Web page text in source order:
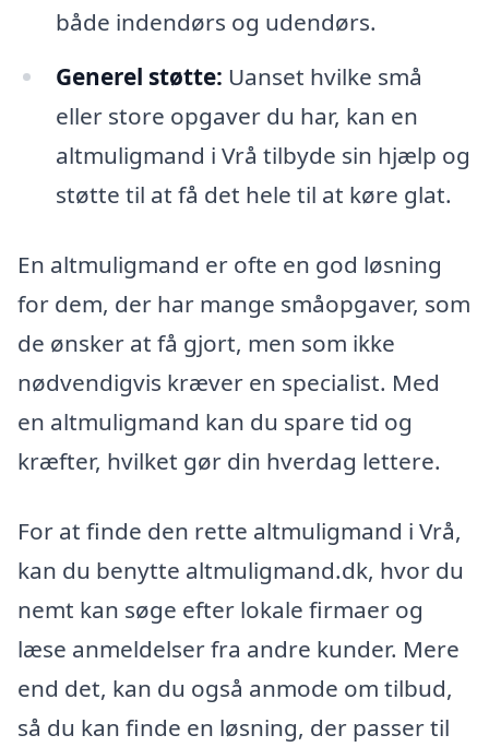
både indendørs og udendørs.
Generel støtte: Uanset hvilke små
eller store opgaver du har, kan en
altmuligmand i Vrå tilbyde sin hjælp og
støtte til at få det hele til at køre glat.
En altmuligmand er ofte en god løsning
for dem, der har mange småopgaver, som
de ønsker at få gjort, men som ikke
nødvendigvis kræver en specialist. Med
en altmuligmand kan du spare tid og
kræfter, hvilket gør din hverdag lettere.
For at finde den rette altmuligmand i Vrå,
kan du benytte altmuligmand.dk, hvor du
nemt kan søge efter lokale firmaer og
læse anmeldelser fra andre kunder. Mere
end det, kan du også anmode om tilbud,
så du kan finde en løsning, der passer til